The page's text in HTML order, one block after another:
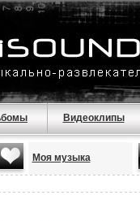
Видеоклипы
Моя музыка